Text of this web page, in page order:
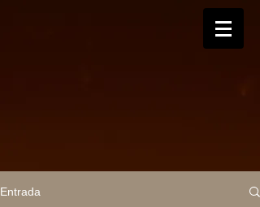
Entrada